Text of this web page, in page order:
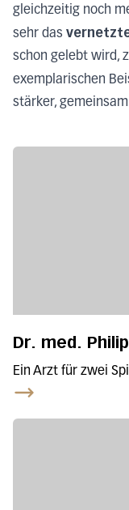
gleichzeitig noch
sehr das
schon gelebt wird,
exemplarischen
stärker,
Dr. med.
Ein Arzt für zwei